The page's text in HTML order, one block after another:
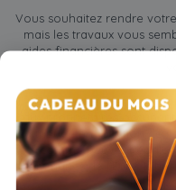
Vous souhaitez rendre
mais les travaux vous
aides financières sont
Le Département et l'Anah
aux propriétaires
attribuée en fonction de
comme peuvent
communes de l'Eure.
l’ANIL